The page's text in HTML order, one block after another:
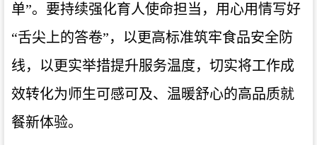
单”。要持续强化育人使命担当，用心用情写好
“舌尖上的答卷”，以更高标准筑牢食品安全防
线，以更实举措提升服务温度，切实将工作成
效转化为师生可感可及、温暖舒心的高品质就
餐新体验。